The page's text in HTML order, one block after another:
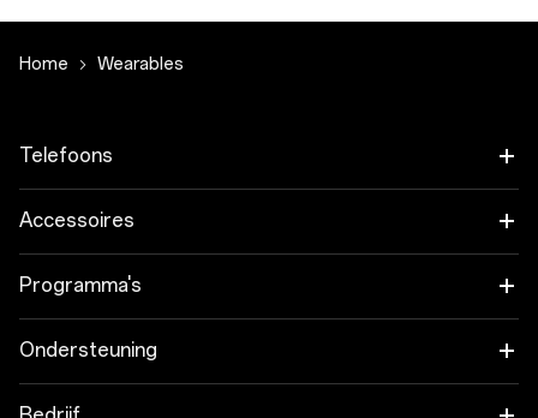
Home Wearables
Telefoons
OnePlus 15
OnePlus Nord 5
Accessoires
Tablet
Programma's
Koppel je OnePlus-apparaten
Ondersteuning
Veelgestelde vragen over onze shop